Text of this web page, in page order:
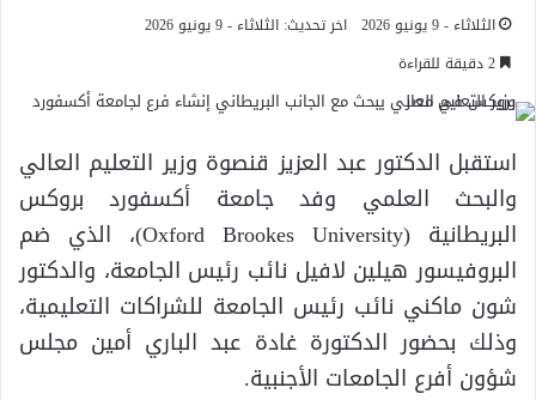
الثلاثاء - 9 يونيو 2026
اخر تحديث: الثلاثاء - 9 يونيو 2026
استقبل الدكتور عبد العزيز قنصوة وزير التعليم العالي
والبحث العلمي وفد جامعة أكسفورد بروكس
البريطانية (Oxford Brookes University)، الذي ضم
البروفيسور هيلين لافيل نائب رئيس الجامعة، والدكتور
شون ماكني نائب رئيس الجامعة للشراكات التعليمية،
وذلك بحضور الدكتورة غادة عبد الباري أمين مجلس
شؤون أفرع الجامعات الأجنبية.